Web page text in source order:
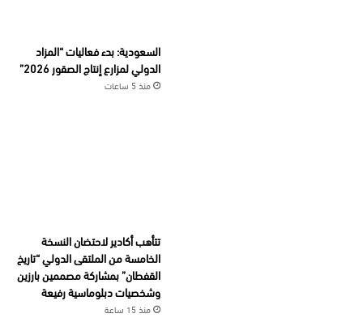
السعودية: بدء فعاليات “المزاد
الدولي لمزارع إنتاج الصقور 2026”
منذ 5 ساعات
تتأهب أكادير لاحتضان النسخة
الخامسة من الملتقى الدولي “تاريخ
القفطان” بمشاركة مصممين بارزين
وشخصيات دبلوماسية رفيعة
منذ 15 ساعة